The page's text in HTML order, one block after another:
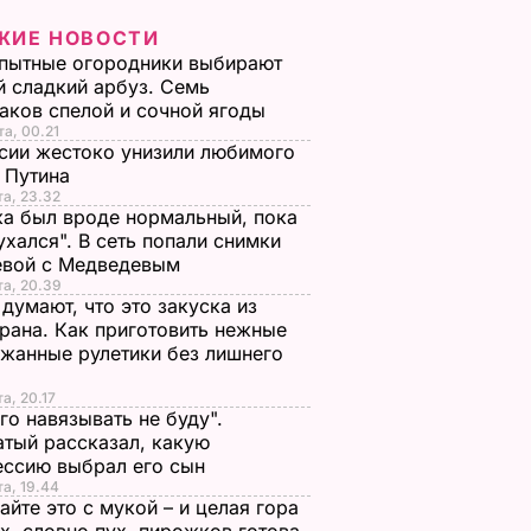
НОВОСТИ
огородники выбирают
сладкий арбуз. Семь
спелой и сочной ягоды
00.21
жестоко унизили любимого
Путина
23.32
был вроде нормальный, пока
В сеть попали снимки
с Медведевым
20.39
думают, что это закуска из
Как приготовить нежные
рулетики без лишнего
20.17
навязывать не буду".
рассказал, какую
выбрал его сын
19.44
это с мукой – и целая гора